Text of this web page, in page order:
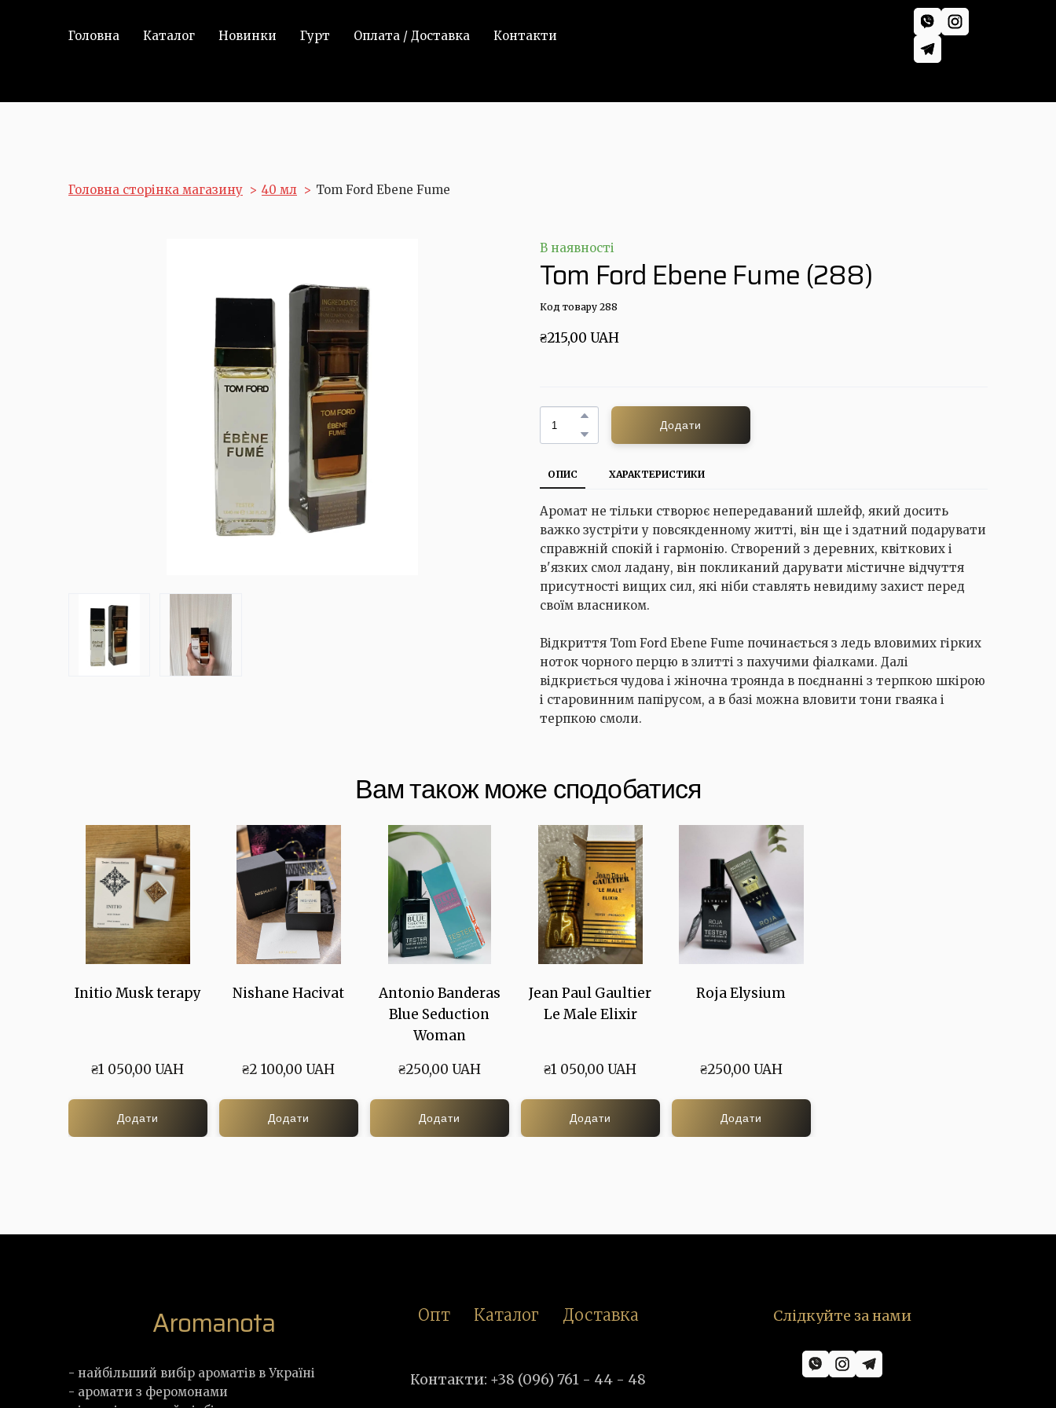
Головна Каталог Новинки Гурт Оплата / Доставка Контакти
Головна сторінка магазину 40 мл Tom Ford Ebene Fume
В наявності
Tom Ford Ebene Fume (288)
Код товару 288
₴215,00 UAH
Додати
ОПИС ХАРАКТЕРИСТИКИ
Аромат не тільки створює непередаваний шлейф, який досить
важко зустріти у повсякденному житті, він ще і здатний подарувати
справжній спокій і гармонію. Створений з деревних, квіткових і
в'язких смол ладану, він покликаний дарувати містичне відчуття
присутності вищих сил, які ніби ставлять невидиму захист перед
своїм власником.
Відкриття Tom Ford Ebene Fume починається з ледь вловимих гірких
ноток чорного перцю в злитті з пахучими фіалками. Далі
відкриється чудова і жіночна троянда в поєднанні з терпкою шкірою
і старовинним папірусом, а в базі можна вловити тони гваяка і
терпкою смоли.
Вам також може сподобатися
Initio Musk terapy
₴1 050,00 UAH
Додати
Nishane Hacivat
₴2 100,00 UAH
Додати
Antonio Banderas
Blue Seduction
Woman
₴250,00 UAH
Додати
Jean Paul Gaultier
Le Male Elixir
₴1 050,00 UAH
Додати
Roja Elysium
₴250,00 UAH
Додати
Aromanota
- найбільший вибір ароматів в Україні
- аромати з феромонами
Опт Каталог Доставка
Контакти: +38 (096) 761 - 44 - 48
Слідкуйте за нами